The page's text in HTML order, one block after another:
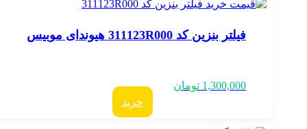
فیلتر بنزین کد 311123R000 هیوندای موبیس
1,300,000 تومان
خرید